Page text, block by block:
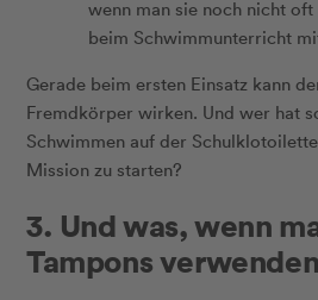
wenn man sie noch nicht
beim Schwimmunterricht
Gerade beim ersten Einsatz kann
Fremdkörper wirken. Und wer hat
Schwimmen auf der
Mission zu starten?
3. Und was, wenn
Tampons